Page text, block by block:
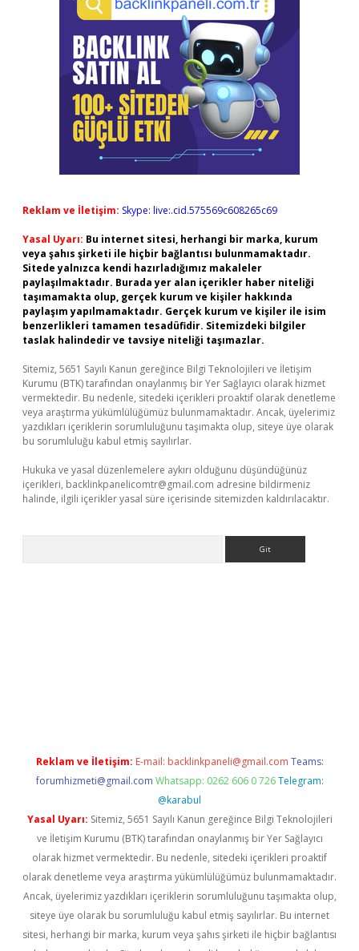
Reklam ve İletişim: Skype: live:.cid.575569c608265c69
Yasal Uyarı: Bu internet sitesi, herhangi bir marka, kurum
veya şahıs şirketi ile hiçbir bağlantısı bulunmamaktadır.
Sitede yalnızca kendi hazırladığımız makaleler
paylaşılmaktadır. Burada yer alan içerikler haber niteliği
taşımamakta olup, gerçek kurum ve kişiler hakkında
paylaşım yapılmamaktadır. Gerçek kurum ve kişiler ile isim
benzerlikleri tamamen tesadüfidir. Sitemizdeki bilgiler
taslak halindedir ve tavsiye niteliği taşımazlar.
Sitemiz, 5651 Sayılı Kanun gereğince Bilgi Teknolojileri ve İletişim
Kurumu (BTK) tarafından onaylanmış bir Yer Sağlayıcı olarak hizmet
vermektedir. Bu nedenle, sitedeki içerikleri proaktif olarak denetleme
veya araştırma yükümlülüğümüz bulunmamaktadır. Ancak, üyelerimiz
yazdıkları içeriklerin sorumluluğunu taşımakta olup, siteye üye olarak
bu sorumluluğu kabul etmiş sayılırlar.
Hukuka ve yasal düzenlemelere aykırı olduğunu düşündüğünüz
içerikleri, backlinkpanelicomtr@gmail.com adresine bildirmeniz
halinde, ilgili içerikler yasal süre içerisinde sitemizden kaldırılacaktır.
Reklam ve İletişim: E-mail: backlinkpaneli@gmail.com Teams:
forumhizmeti@gmail.com Whatsapp: 0262 606 0 726 Telegram:
@karabul
Yasal Uyarı: Sitemiz, 5651 Sayılı Kanun gereğince Bilgi Teknolojileri
ve İletişim Kurumu (BTK) tarafından onaylanmış bir Yer Sağlayıcı
olarak hizmet vermektedir. Bu nedenle, sitedeki içerikleri proaktif
olarak denetleme veya araştırma yükümlülüğümüz bulunmamaktadır.
Ancak, üyelerimiz yazdıkları içeriklerin sorumluluğunu taşımakta olup,
siteye üye olarak bu sorumluluğu kabul etmiş sayılırlar. Bu internet
sitesi, herhangi bir marka, kurum veya şahıs şirketi ile hiçbir bağlantısı